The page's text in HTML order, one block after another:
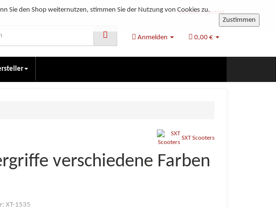
Versand Kontakt
Anmelden 0,00 €
SXT Scooters
verschiedene Farben
XT-1535
Sie den Shop weiternutzen, stimmen Sie der Nutzung von Cookies zu.
Zustimmen